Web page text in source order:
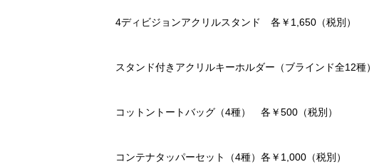
4ディビジョンアクリルスタンド 各￥1,650（税別）
スタンド付きアクリルキーホルダー（ブラインド全12種
コットントートバッグ（4種） 各￥500（税別）
コンテナタッパーセット（4種）各￥1,000（税別）